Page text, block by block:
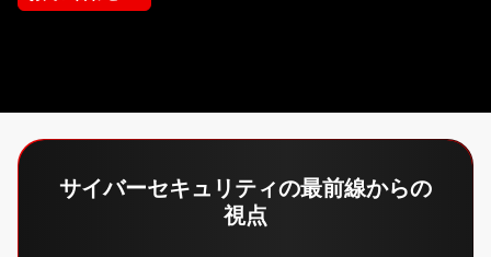
サイバーセキュリティの最前線からの
視点